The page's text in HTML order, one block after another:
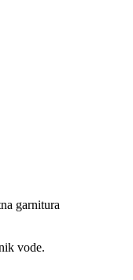
garnitura
vode.